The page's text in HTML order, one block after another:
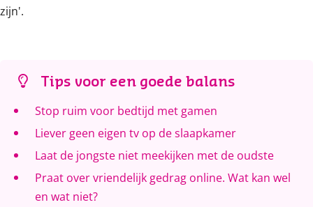
zijn'.
Tips voor een goede balans
Stop ruim voor bedtijd met gamen
Liever geen eigen tv op de slaapkamer
Laat de jongste niet meekijken met de oudste
Praat over vriendelijk gedrag online. Wat kan wel
en wat niet?